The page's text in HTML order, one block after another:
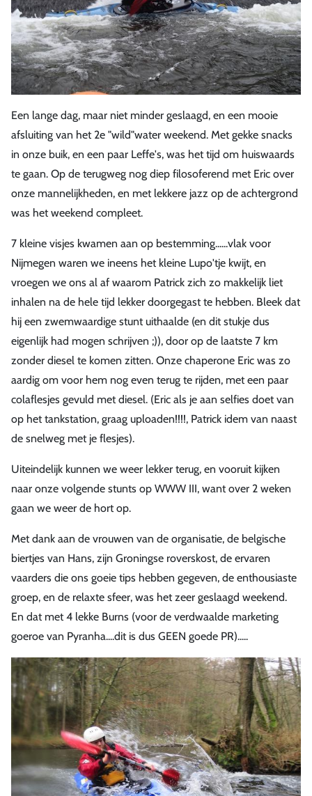
Een lange dag, maar niet minder geslaagd, en een mooie
afsluiting van het 2e "wild"water weekend. Met gekke snacks
in onze buik, en een paar Leffe's, was het tijd om huiswaards
te gaan. Op de terugweg nog diep filosoferend met Eric over
onze mannelijkheden, en met lekkere jazz op de achtergrond
was het weekend compleet.
7 kleine visjes kwamen aan op bestemming......vlak voor
Nijmegen waren we ineens het kleine Lupo'tje kwijt, en
vroegen we ons al af waarom Patrick zich zo makkelijk liet
inhalen na de hele tijd lekker doorgegast te hebben. Bleek dat
hij een zwemwaardige stunt uithaalde (en dit stukje dus
eigenlijk had mogen schrijven ;)), door op de laatste 7 km
zonder diesel te komen zitten. Onze chaperone Eric was zo
aardig om voor hem nog even terug te rijden, met een paar
colaflesjes gevuld met diesel. (Eric als je aan selfies doet van
op het tankstation, graag uploaden!!!!, Patrick idem van naast
de snelweg met je flesjes).
Uiteindelijk kunnen we weer lekker terug, en vooruit kijken
naar onze volgende stunts op WWW III, want over 2 weken
gaan we weer de hort op.
Met dank aan de vrouwen van de organisatie, de belgische
biertjes van Hans, zijn Groningse roverskost, de ervaren
vaarders die ons goeie tips hebben gegeven, de enthousiaste
groep, en de relaxte sfeer, was het zeer geslaagd weekend.
En dat met 4 lekke Burns (voor de verdwaalde marketing
goeroe van Pyranha....dit is dus GEEN goede PR).....